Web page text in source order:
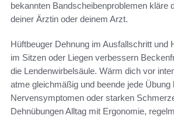
bekannten Bandscheibenproblemen kläre
deiner Ärztin oder deinem Arzt.
Hüftbeuger Dehnung im Ausfallschritt und
im Sitzen oder Liegen verbessern
die Lendenwirbelsäule. Wärm dich vor
atme gleichmäßig und beende jede Übung
Nervensymptomen oder starken
Dehnübungen Alltag mit Ergonomie,